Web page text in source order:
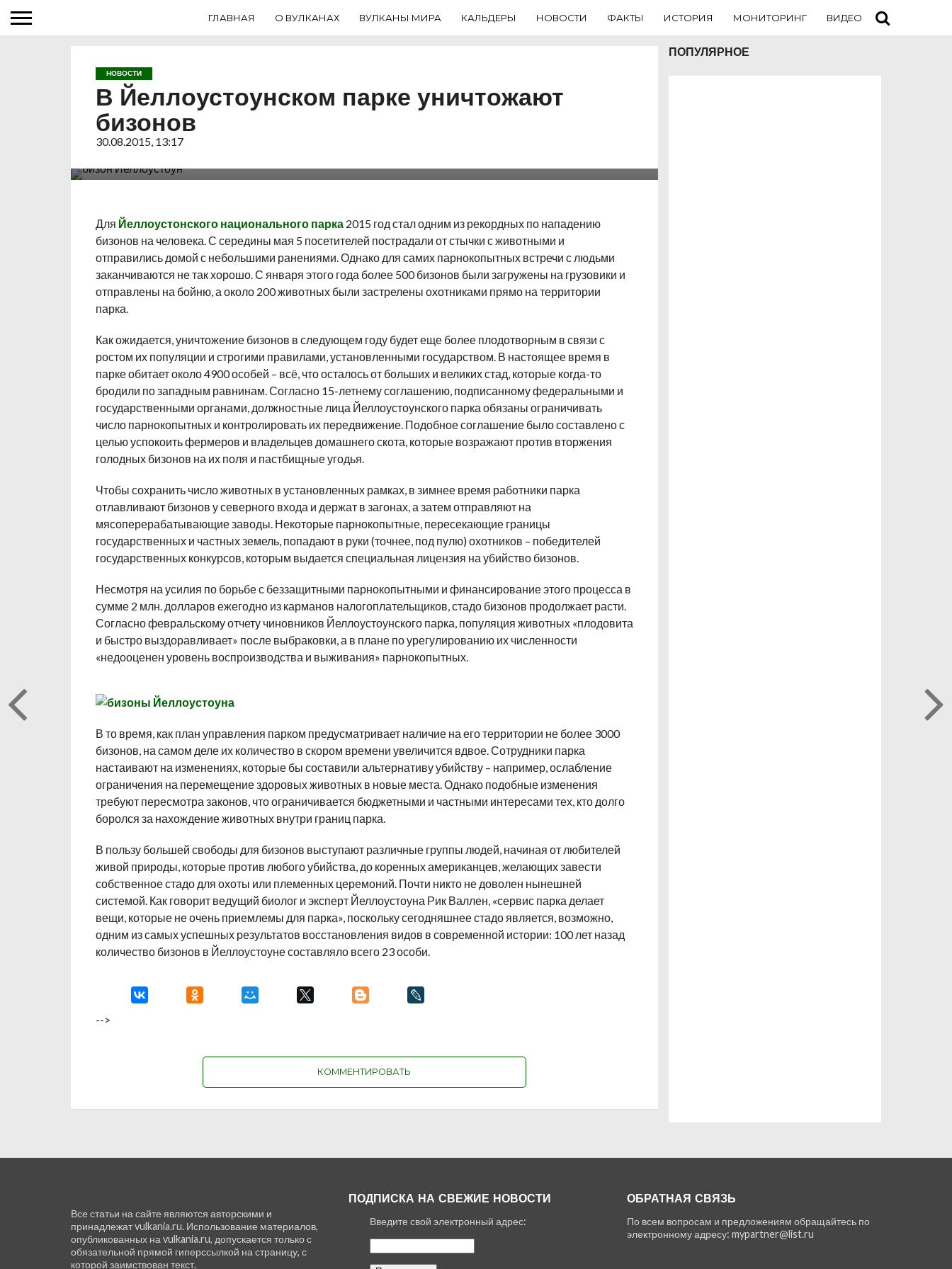
ГЛАВНАЯ О ВУЛКАНАХ ВУЛКАНЫ МИРА КАЛЬДЕРЫ НОВОСТИ ФАКТЫ ИСТОРИЯ МОНИТОРИНГ ВИДЕО ТУРИСТАМ
НОВОСТИ
В Йеллоустоунском парке уничтожают
бизонов
30.08.2015, 13:17
С начала 2015 года в Йеллоустоуне было уничтожено около 700
бизонов, что связано с ростом их популяции и недовольством
Для Йеллоустонского национального парка2015 год стал одним из рекордных по нападению
бизонов на человека. С середины мая 5 посетителей пострадали от стычки с животными и
отправились домой с небольшими ранениями. Однако для самих парнокопытных встречи с людьми
заканчиваются не так хорошо. С января этого года более 500 бизонов были загружены на грузовики и
отправлены на бойню, а около 200 животных были застрелены охотниками прямо на территории
парка.
Как ожидается, уничтожение бизонов в следующем году будет еще более плодотворным в связи с
ростом их популяции и строгими правилами, установленными государством. В настоящее время в
парке обитает около 4900 особей – всё, что осталось от больших и великих стад, которые когда-то
бродили по западным равнинам. Согласно 15-летнему соглашению, подписанному федеральными и
государственными органами, должностные лица Йеллоустоунского парка обязаны ограничивать
число парнокопытных и контролировать их передвижение. Подобное соглашение было составлено с
целью успокоить фермеров и владельцев домашнего скота, которые возражают против вторжения
голодных бизонов на их поля и пастбищные угодья.
Чтобы сохранить число животных в установленных рамках, в зимнее время работники парка
отлавливают бизонов у северного входа и держат в загонах, а затем отправляют на
мясоперерабатывающие заводы. Некоторые парнокопытные, пересекающие границы
государственных и частных земель, попадают в руки (точнее, под пулю) охотников – победителей
государственных конкурсов, которым выдается специальная лицензия на убийство бизонов.
Несмотря на усилия по борьбе с беззащитными парнокопытными и финансирование этого процесса в
сумме 2 млн. долларов ежегодно из карманов налогоплательщиков, стадо бизонов продолжает расти.
Согласно февральскому отчету чиновников Йеллоустоунского парка, популяция животных «плодовита
и быстро выздоравливает» после выбраковки, а в плане по урегулированию их численности
«недооценен уровень воспроизводства и выживания» парнокопытных.
В то время, как план управления парком предусматривает наличие на его территории не более 3000
бизонов, на самом деле их количество в скором времени увеличится вдвое. Сотрудники парка
настаивают на изменениях, которые бы составили альтернативу убийству – например, ослабление
ограничения на перемещение здоровых животных в новые места. Однако подобные изменения
требуют пересмотра законов, что ограничивается бюджетными и частными интересами тех, кто долго
боролся за нахождение животных внутри границ парка.
В пользу большей свободы для бизонов выступают различные группы людей, начиная от любителей
живой природы, которые против любого убийства, до коренных американцев, желающих завести
собственное стадо для охоты или племенных церемоний. Почти никто не доволен нынешней
системой. Как говорит ведущий биолог и эксперт Йеллоустоуна Рик Валлен, «сервис парка делает
вещи, которые не очень приемлемы для парка», поскольку сегодняшнее стадо является, возможно,
одним из самых успешных результатов восстановления видов в современной истории: 100 лет назад
количество бизонов в Йеллоустоуне составляло всего 23 особи.
-->
КОММЕНТИРОВАТЬ
ПОПУЛЯРНОЕ
Все статьи на сайте являются авторскими и
принадлежат vulkania.ru. Использование материалов,
опубликованных на vulkania.ru, допускается только с
обязательной прямой гиперссылкой на страницу, с
которой заимствован текст.
ПОДПИСКА НА СВЕЖИЕ НОВОСТИ
Введите свой электронный адрес:
ОБРАТНАЯ СВЯЗЬ
По всем вопросам и предложениям обращайтесь по
электронному адресу: mypartner@list.ru